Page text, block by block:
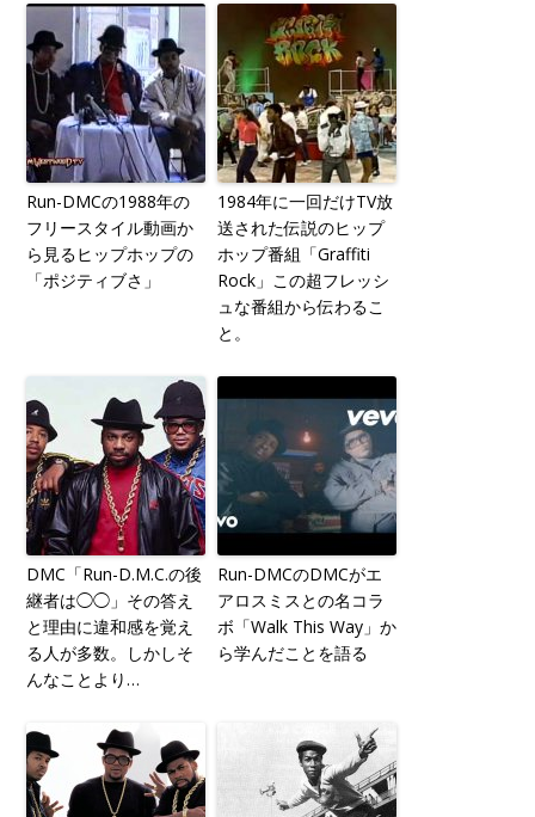
Run-DMCの1988年の
フリースタイル動画か
ら見るヒップホップの
「ポジティブさ」
1984年に一回だけTV放
送された伝説のヒップ
ホップ番組「Graffiti
Rock」この超フレッシ
ュな番組から伝わるこ
と。
DMC「Run-D.M.C.の後
継者は◯◯」その答え
と理由に違和感を覚え
る人が多数。しかしそ
んなことより…
Run-DMCのDMCがエ
アロスミスとの名コラ
ボ「Walk This Way」か
ら学んだことを語る